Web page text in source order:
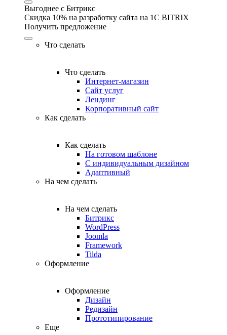
Выгоднее с Битрикс
Скидка 10% на разработку сайта на 1C BITRIX
Получить предложение
Что сделать
Что сделать
Интернет-магазин
Сайт услуг
Лендинг
Корпоративный сайт
Как сделать
Как сделать
На готовом шаблоне
С индивидуальным дизайном
Адаптивный
На чем сделать
На чем сделать
Битрикс
WordPress
Joomla
Framework
Tilda
Оформление
Оформление
Дизайн
Редизайн
Прототипирование
Еще